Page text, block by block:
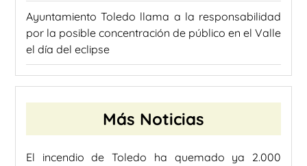
Ayuntamiento Toledo llama a la responsabilidad
por la posible concentración de público en el Valle
el día del eclipse
Más Noticias
El incendio de Toledo ha quemado ya 2.000